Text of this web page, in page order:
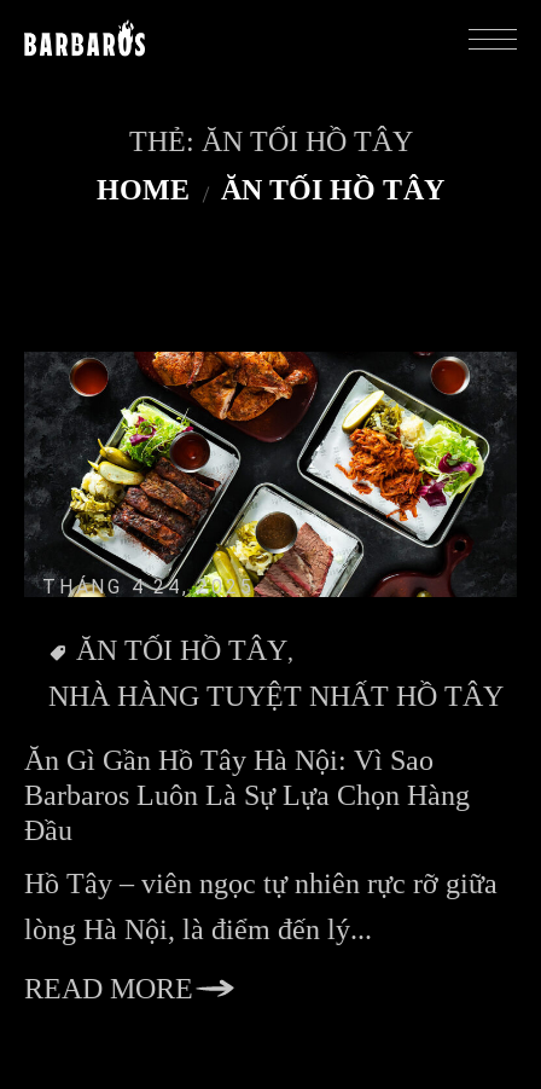
THẺ: ĂN TỐI HỒ TÂY
HOME
ĂN TỐI HỒ TÂY
THÁNG 4 24, 2025
ĂN TỐI HỒ TÂY
NHÀ HÀNG TUYỆT NHẤT HỒ TÂY
Ăn Gì Gần Hồ Tây Hà Nội: Vì Sao
Barbaros Luôn Là Sự Lựa Chọn Hàng
Đầu
Hồ Tây – viên ngọc tự nhiên rực rỡ giữa
lòng Hà Nội, là điểm đến lý...
READ MORE